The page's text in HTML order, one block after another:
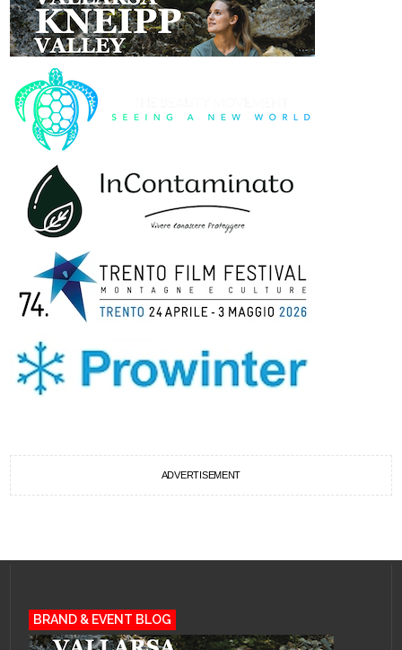
ADVERTISEMENT
BRAND & EVENT BLOG